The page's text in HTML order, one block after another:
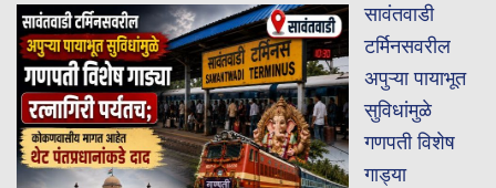
सावंतवाडी
टर्मिनसवरील
अपुऱ्या पायाभूत
सुविधांमुळे
गणपती विशेष
गाड्या